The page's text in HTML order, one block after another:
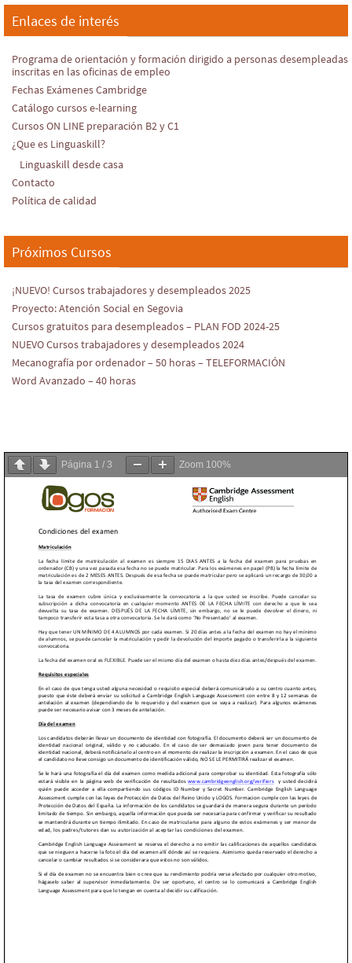
Enlaces de interés
Programa de orientación y formación dirigido a personas desempleadas
inscritas en las oficinas de empleo
Fechas Exámenes Cambridge
Catálogo cursos e-learning
Cursos ON LINE preparación B2 y C1
¿Que es Linguaskill?
Linguaskill desde casa
Contacto
Política de calidad
Próximos Cursos
¡NUEVO! Cursos trabajadores y desempleados 2025
Proyecto: Atención Social en Segovia
Cursos gratuitos para desempleados – PLAN FOD 2024-25
NUEVO Cursos trabajadores y desempleados 2024
Mecanografía por ordenador – 50 horas – TELEFORMACIÓN
Word Avanzado – 40 horas
Página 1 / 3 Zoom 100%